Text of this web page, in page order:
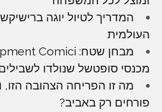
המדריך לטיול יוגה
העולמית
מכנסי סופטשל שנולדו
מה זו הפריחה הצהובה
פורחים רק באביב?